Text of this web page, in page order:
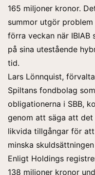
165 miljoner kronor.
summor utgör
förra veckan när IBIAB
på sina utestående
tid.
Lars Lönnquist,
Spiltans fondbolag
obligationerna i SBB,
genom att säga att
likvida tillgångar för
minska
Enligt Holdings
138 miljoner kronor